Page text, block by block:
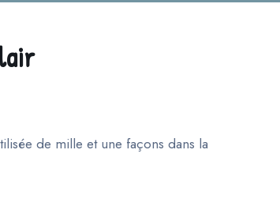
de mille et une façons dans la